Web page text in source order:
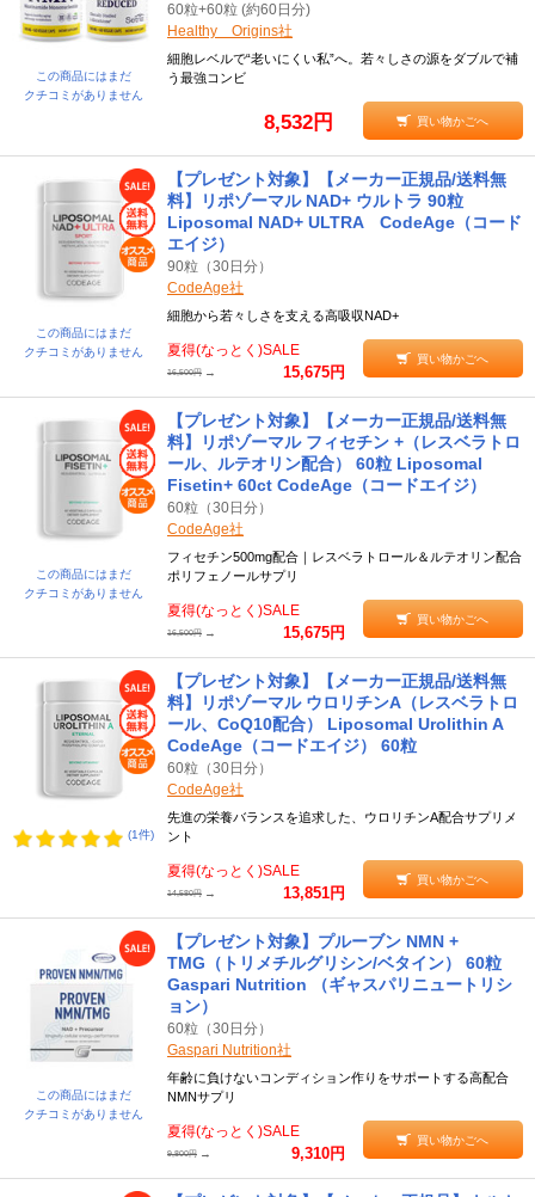
この商品にはまだ
クチコミがありません
60粒+60粒 (約60日分)
Healthy Origins社
細胞レベルで“老いにくい私”へ。若々しさの源をダブルで補
う最強コンビ
8,532円 買い物かごへ
この商品にはまだ
クチコミがありません
【プレゼント対象】【メーカー正規品/送料無
料】リポゾーマル NAD+ ウルトラ 90粒
Liposomal NAD+ ULTRA CodeAge（コード
エイジ）
90粒（30日分）
CodeAge社
細胞から若々しさを支える高吸収NAD+
夏得(なっとく)SALE
16,500円 → 15,675円
買い物かごへ
この商品にはまだ
クチコミがありません
【プレゼント対象】【メーカー正規品/送料無
料】リポゾーマル フィセチン +（レスベラトロ
ール、ルテオリン配合） 60粒 Liposomal
Fisetin+ 60ct CodeAge（コードエイジ）
60粒（30日分）
CodeAge社
フィセチン500mg配合｜レスベラトロール＆ルテオリン配合
ポリフェノールサプリ
夏得(なっとく)SALE
16,500円 → 15,675円
買い物かごへ
(1件)
【プレゼント対象】【メーカー正規品/送料無
料】リポゾーマル ウロリチンA（レスベラトロ
ール、CoQ10配合） Liposomal Urolithin A
CodeAge（コードエイジ） 60粒
60粒（30日分）
CodeAge社
先進の栄養バランスを追求した、ウロリチンA配合サプリメ
ント
夏得(なっとく)SALE
14,580円 → 13,851円
買い物かごへ
この商品にはまだ
クチコミがありません
【プレゼント対象】プルーブン NMN +
TMG（トリメチルグリシン/ベタイン） 60粒
Gaspari Nutrition （ギャスパリニュートリシ
ョン）
60粒（30日分）
Gaspari Nutrition社
年齢に負けないコンディション作りをサポートする高配合
NMNサプリ
夏得(なっとく)SALE
9,800円 → 9,310円
買い物かごへ